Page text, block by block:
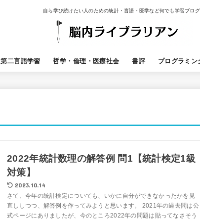
自ら学び続けたい人のための統計・言語・医学など何でも学習ブログ
第二言語学習 哲学・倫理・医療社会 書評 プログラミン
2022年統計数理の解答例 問1【統計検定1級
対策】
2023.10.14
さて、今年の統計検定についても、いかに自分ができなかったかを見
直ししつつ、解答例を作ってみようと思います。 2021年の過去問は公
式ページにありましたが、今のところ2022年の問題は貼ってなさそう